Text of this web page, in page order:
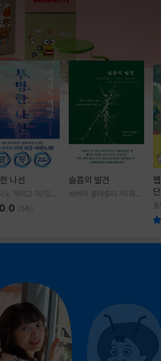
나선
노 게이고 저/김선
(56)
슬픔의 발견
바버라 블래츨리 저/제효